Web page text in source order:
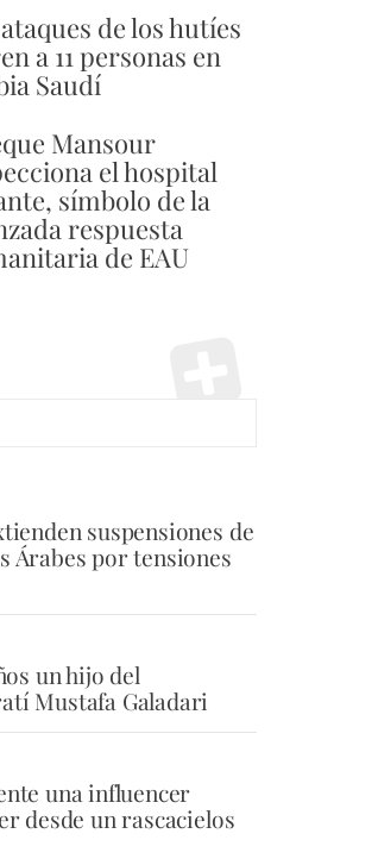
de los hutíes
a 11 personas en
Saudí
Mansour
el hospital
símbolo de la
respuesta
de EAU
suspensiones de
Árabes por tensiones
un hijo del
Mustafa Galadari
una influencer
desde un rascacielos